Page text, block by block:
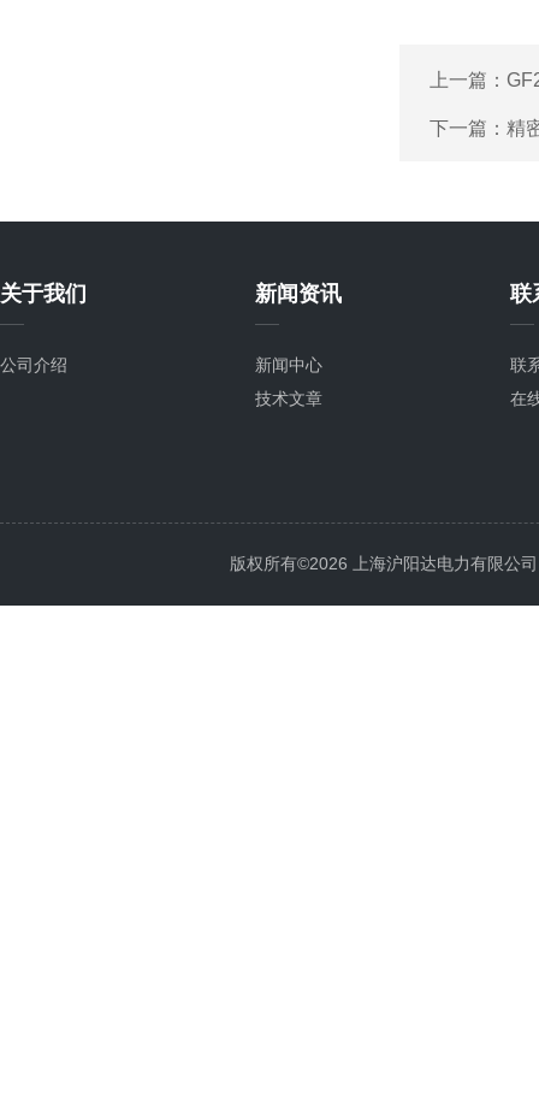
上一篇：
下一篇： 精
关于我们
公司介绍
新闻资讯
新闻中心
技术文章
联
联
在
版权所有©2026 上海沪阳达电力有限公